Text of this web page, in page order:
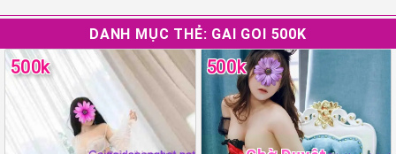
DANH MỤC THẺ: GAI GOI 500K
500k 500k